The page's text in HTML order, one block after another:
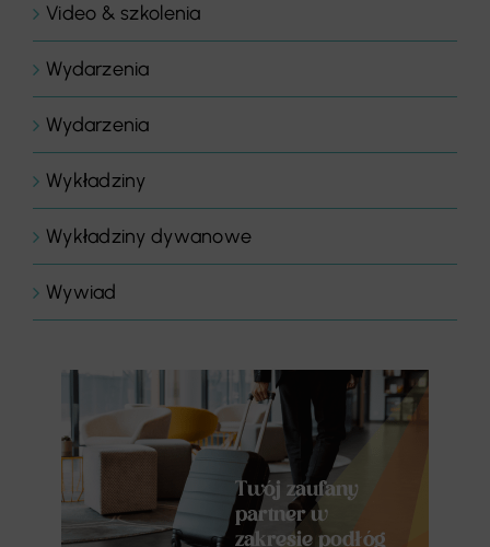
Video & szkolenia
Wydarzenia
Wydarzenia
Wykładziny
Wykładziny dywanowe
Wywiad